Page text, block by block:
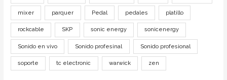
mixer parquer Pedal pedales platillo
rockcable SKP sonic energy sonicenergy
Sonido en vivo Sonido profesinal Sonido profesional
soporte tc electronic warwick zen